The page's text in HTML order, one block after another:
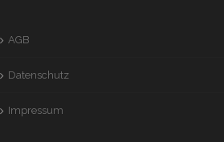
AGB
Datenschutz
Impressum